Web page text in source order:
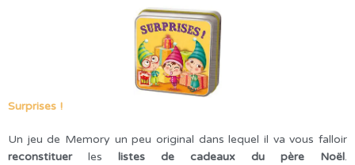
Surprises !
Un jeu de Memory un peu original dans lequel il va vous falloir
reconstituerles listes de cadeaux du père Noël.